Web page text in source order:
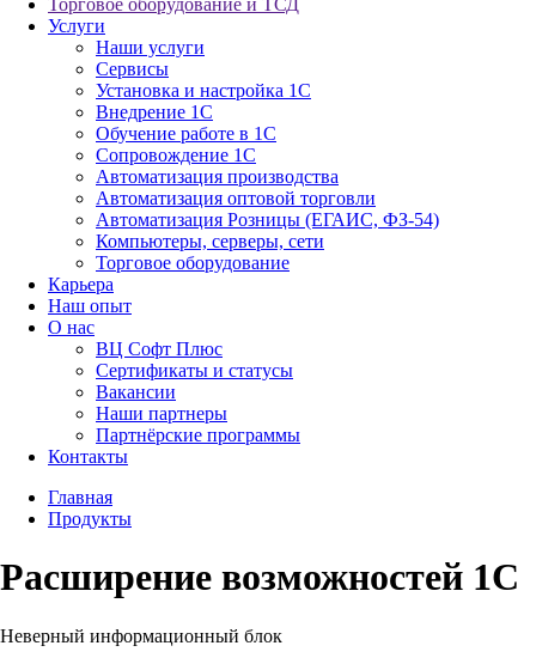
Торговое оборудование и ТСД
Услуги
Наши услуги
Сервисы
Установка и настройка 1С
Внедрение 1С
Обучение работе в 1С
Сопровождение 1С
Автоматизация производства
Автоматизация оптовой торговли
Автоматизация Розницы (ЕГАИС, ФЗ-54)
Компьютеры, серверы, сети
Торговое оборудование
Карьера
Наш опыт
О нас
ВЦ Софт Плюс
Сертификаты и статусы
Вакансии
Наши партнеры
Партнёрские программы
Контакты
Главная
Продукты
Расширение возможностей 1С
Неверный информационный блок